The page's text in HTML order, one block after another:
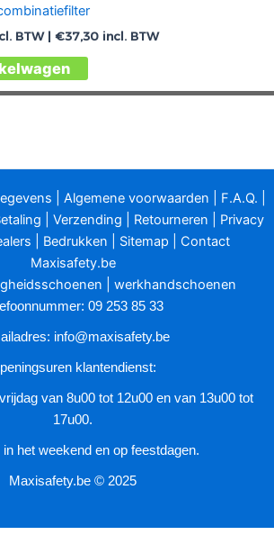
BTW | €37,30 incl. BTW
Algemene voorwaarden F.A.Q.
Verzending Retourneren
Privacy
Bedrukken Sitemap
Contact
Maxisafety.be
werkhandschoenen
09 253 85 33
info@maxisafety.be
klantendienst:
van 8u00 tot 12u00 en van 13u00 tot
17u00.
het weekend en op feestdagen.
Maxisafety.be © 2025